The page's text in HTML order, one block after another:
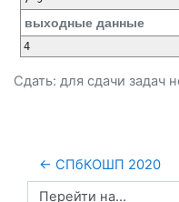
выходные данные
4
Сдать: для сдачи задач
← СПбКОШП 2020